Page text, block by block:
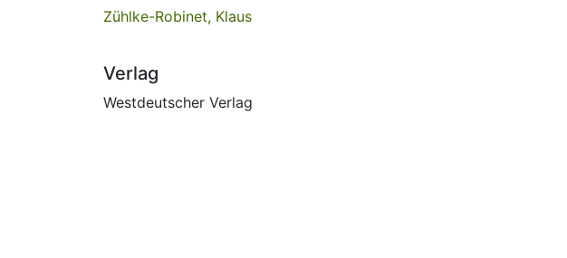
Zühlke-Robinet, Klaus
Verlag
Westdeutscher Verlag